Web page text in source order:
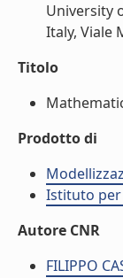
University
Italy, Viale
Titolo
Prodotto di
Istituto per
Autore CNR
FILIPPO